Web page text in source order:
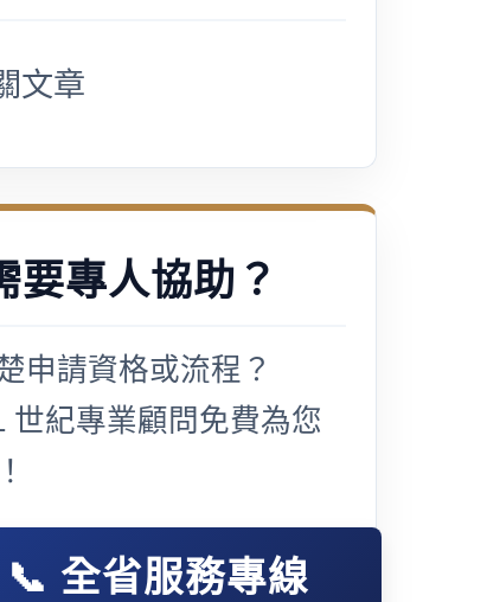
文章
要專人協助？
申請資格或流程？
世紀專業顧問免費為您
📞 全省服務專線